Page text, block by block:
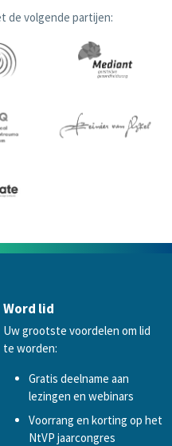
de volgende partijen:
Word lid
Uw grootste voordelen om lid
te worden:
Gratis deelname aan
lezingen en webinars
Voorrang en korting op het
NtVP jaarcongres